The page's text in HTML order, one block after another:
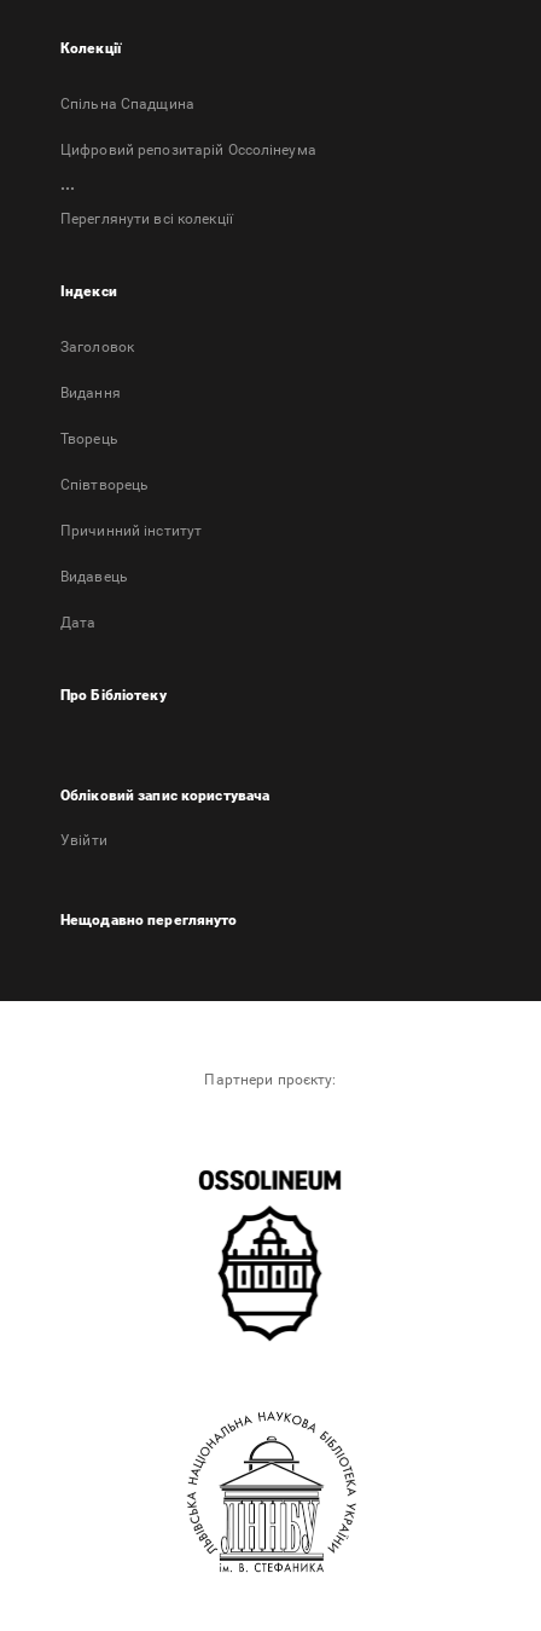
Колекції
Спільна Спадщина
Цифровий репозитарій Оссолінеума
...
Переглянути всі колекції
Індекси
Заголовок
Bидання
Творець
Співтворець
Причинний інститут
Видавець
Дата
Про Бібліотеку
Обліковий запис користувача
Увійти
Нещодавно переглянуто
Партнери проєкту: